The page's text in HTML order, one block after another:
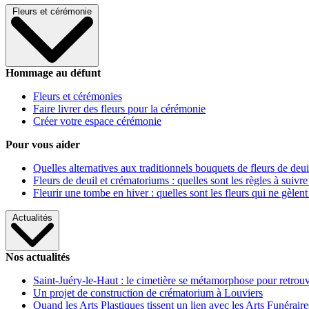
Fleurs et cérémonie
Hommage au défunt
Fleurs et cérémonies
Faire livrer des fleurs pour la cérémonie
Créer votre espace cérémonie
Pour vous aider
Quelles alternatives aux traditionnels bouquets de fleurs de
Fleurs de deuil et crématoriums : quelles sont les règles à
Fleurir une tombe en hiver : quelles sont les fleurs qui ne gèlent
Actualités
Nos actualités
Saint-Juéry-le-Haut : le cimetière se métamorphose pour
Un projet de construction de crématorium à Louviers
Quand les Arts Plastiques tissent un lien avec les Arts